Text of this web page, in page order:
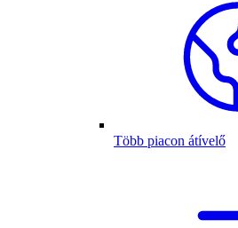
Több piacon átívelő